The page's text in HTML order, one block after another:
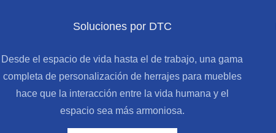
Soluciones por DTC
Desde el espacio de vida hasta el de trabajo, una gama
completa de personalización de herrajes para muebles
hace que la interacción entre la vida humana y el
espacio sea más armoniosa.